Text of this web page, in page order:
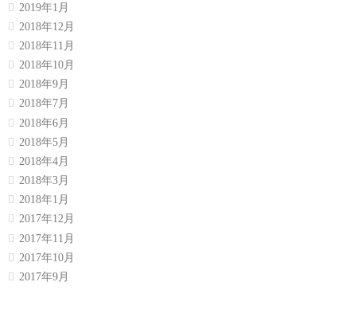
2019年1月
2018年12月
2018年11月
2018年10月
2018年9月
2018年7月
2018年6月
2018年5月
2018年4月
2018年3月
2018年1月
2017年12月
2017年11月
2017年10月
2017年9月